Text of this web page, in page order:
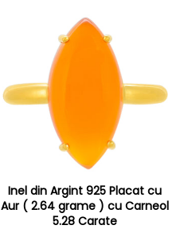
Inel din Argint 925 Placat cu
Aur ( 2.64 grame ) cu Carneol
5.28 Carate